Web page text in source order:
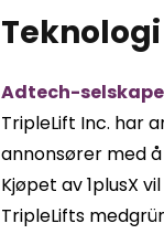
Teknologi
Adtech-
TripleLift Inc. har
annonsører med
Kjøpet av 1plusX
TripleLifts